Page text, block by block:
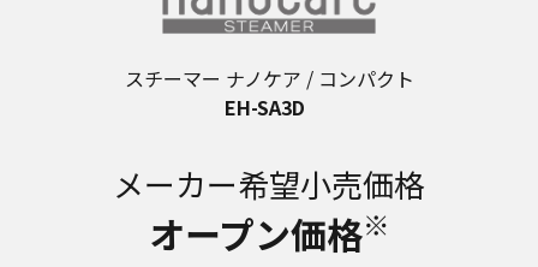
スチーマー ナノケア / コンパクト
EH-SA3D
メーカー希望小売価格
オープン価格※